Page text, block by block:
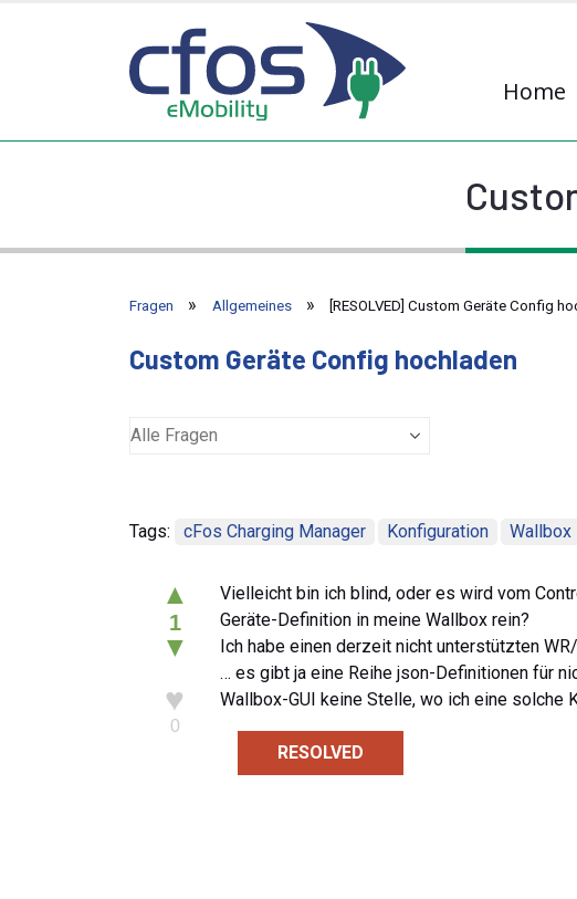
Home
Fragen Allgemeines [RESOLVED] Custom Geräte Config
Custom Geräte Config hochladen
Tags: cFos Charging Manager Konfiguration Wallbox
▲
1
▼
♥
0
Vielleicht bin ich blind, oder es wird vom
Geräte-Definition in meine Wallbox rein?
Ich habe einen derzeit nicht unterstützten
… es gibt ja eine Reihe json-Definitionen für
Wallbox-GUI keine Stelle, wo ich eine solche
RESOLVED